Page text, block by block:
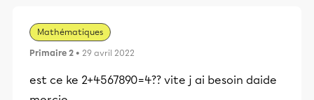
Mathématiques
Primaire 2 • 29 avril 2022
est ce ke 2+4567890=4?? vite j ai besoin daide